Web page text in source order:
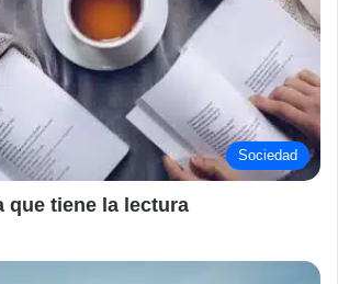
Sociedad
que tiene la lectura